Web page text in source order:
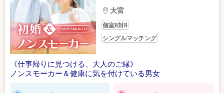
大宮
個室8対8
シングルマッチング
《仕事帰りに見つける、大人のご縁》
ノンスモーカー＆健康に気を付けている男女